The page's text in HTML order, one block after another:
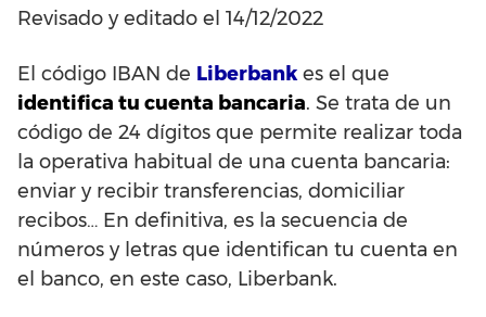
Revisado y editado el 14/12/2022
El código IBAN de Liberbankes el que
identifica tu cuenta bancaria. Se trata de un
código de 24 dígitos que permite realizar toda
la operativa habitual de una cuenta bancaria:
enviar y recibir transferencias, domiciliar
recibos… En definitiva, es la secuencia de
números y letras que identifican tu cuenta en
el banco, en este caso, Liberbank.